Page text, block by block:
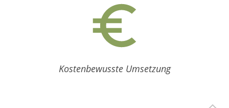
Kostenbewusste Umsetzung